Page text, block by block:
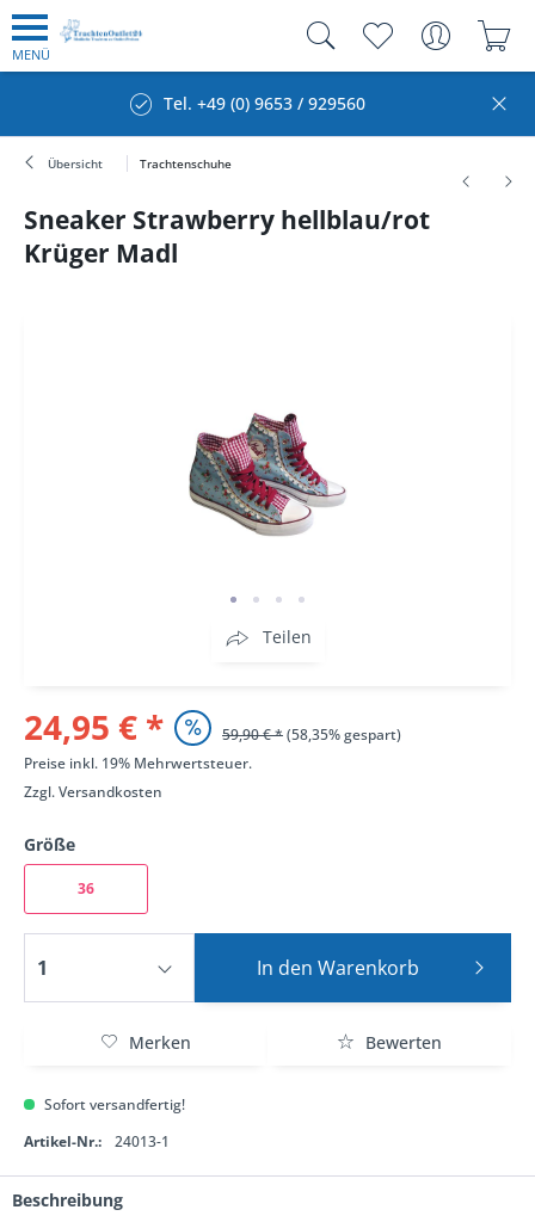
MENÜ
Tel. +49 (0) 9653 / 929560
Übersicht Trachtenschuhe
Sneaker Strawberry hellblau/rot
Krüger Madl
Teilen
24,95 € * 59,90 € *(58,35% gespart)
Preise inkl. 19% Mehrwertsteuer.
Zzgl.Versandkosten
Größe
36
In den Warenkorb
Merken Bewerten
Sofort versandfertig!
Artikel-Nr.:
24013-1
Beschreibung